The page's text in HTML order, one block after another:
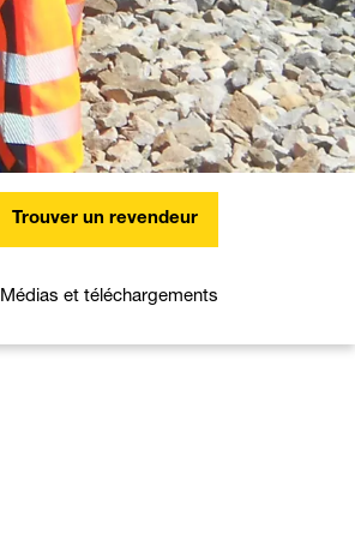
Trouver un revendeur
Médias et téléchargements